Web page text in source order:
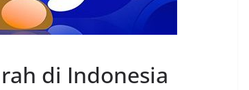
di Indonesia